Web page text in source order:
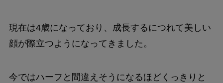
現在は4歳になっており、成長するにつれて美しい
顔が際立つようになってきました。
今ではハーフと間違えそうになるほどくっきりと